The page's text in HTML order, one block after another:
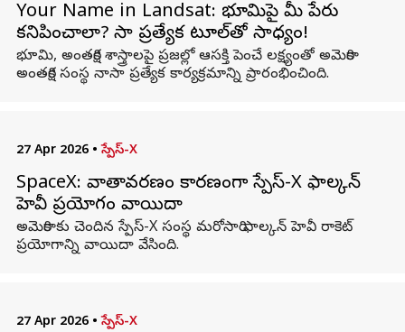
Your Name in Landsat: భూమిపై మీ పేరు
కనిపించాలా? నాసా ప్రత్యేక టూల్‌తో సాధ్యం!
భూమి, అంతరిక్ష శాస్త్రాలపై ప్రజల్లో ఆసక్తి పెంచే లక్ష్యంతో అమెరికా
అంతరిక్ష సంస్థ నాసా ప్రత్యేక కార్యక్రమాన్ని ప్రారంభించింది.
27 Apr 2026 • స్పేస్-X
SpaceX: వాతావరణం కారణంగా స్పేస్‌-X ఫాల్కన్
హెవీ ప్రయోగం వాయిదా
అమెరికాకు చెందిన స్పేస్‌-X సంస్థ మరోసారి ఫాల్కన్ హెవీ రాకెట్
ప్రయోగాన్ని వాయిదా వేసింది.
27 Apr 2026 • స్పేస్-X